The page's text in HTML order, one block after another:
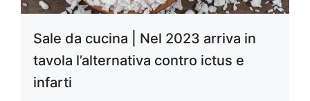
Sale da cucina | Nel 2023 arriva in
tavola l’alternativa contro ictus e
infarti